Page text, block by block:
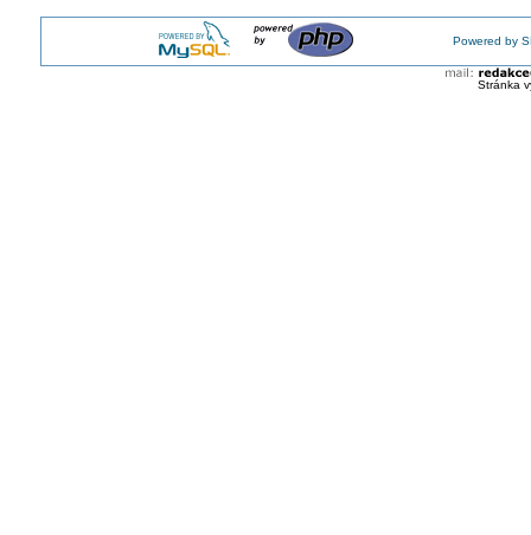
Powered by
Stránka